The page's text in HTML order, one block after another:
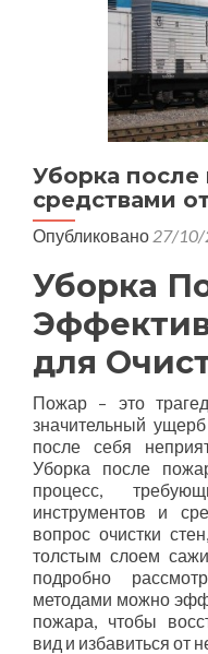
Уборка
средствами
Опубликовано 27/
Уборка
для
Пожар – это
значительный
после себя
Уборка после
процесс,
инструментов и
вопрос очистки
толстым слоем
подробно
методами можно
пожара, чтобы
вид и избавиться от